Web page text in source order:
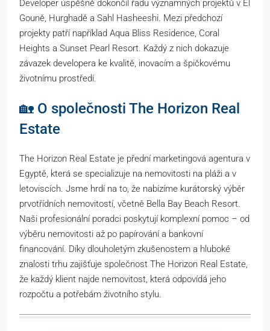
Developer úspěšně dokončil řadu významných projektů v El
Gouně, Hurghadě a Sahl Hasheeshi. Mezi předchozí
projekty patří například Aqua Bliss Residence, Coral
Heights a Sunset Pearl Resort. Každý z nich dokazuje
závazek developera ke kvalitě, inovacím a špičkovému
životnímu prostředí.
🏡 O společnosti The Horizon Real
Estate
The Horizon Real Estate je přední marketingová agentura v
Egyptě, která se specializuje na nemovitosti na pláži a v
letoviscích. Jsme hrdí na to, že nabízíme kurátorský výběr
prvotřídních nemovitostí, včetně Bella Bay Beach Resort.
Naši profesionální poradci poskytují komplexní pomoc – od
výběru nemovitosti až po papírování a bankovní
financování. Díky dlouholetým zkušenostem a hluboké
znalosti trhu zajišťuje společnost The Horizon Real Estate,
že každý klient najde nemovitost, která odpovídá jeho
rozpočtu a potřebám životního stylu.